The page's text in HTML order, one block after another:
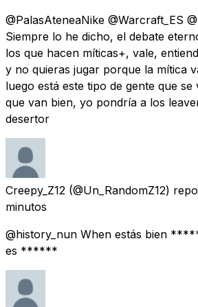
@PalasAteneaNike @Warcraft_ES
Siempre lo he dicho, el debate
los que hacen míticas+, vale,
y no quieras jugar porque la mítica
luego está este tipo de gente que se
que van bien, yo pondría a los
desertor
Creepy_Z12 (@Un_RandomZ12)
minutos
@history_nun When estás bien
es ******